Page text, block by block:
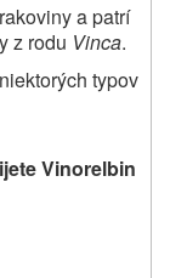
a patrí
z rodu Vinca.
typov
Vinorelbin